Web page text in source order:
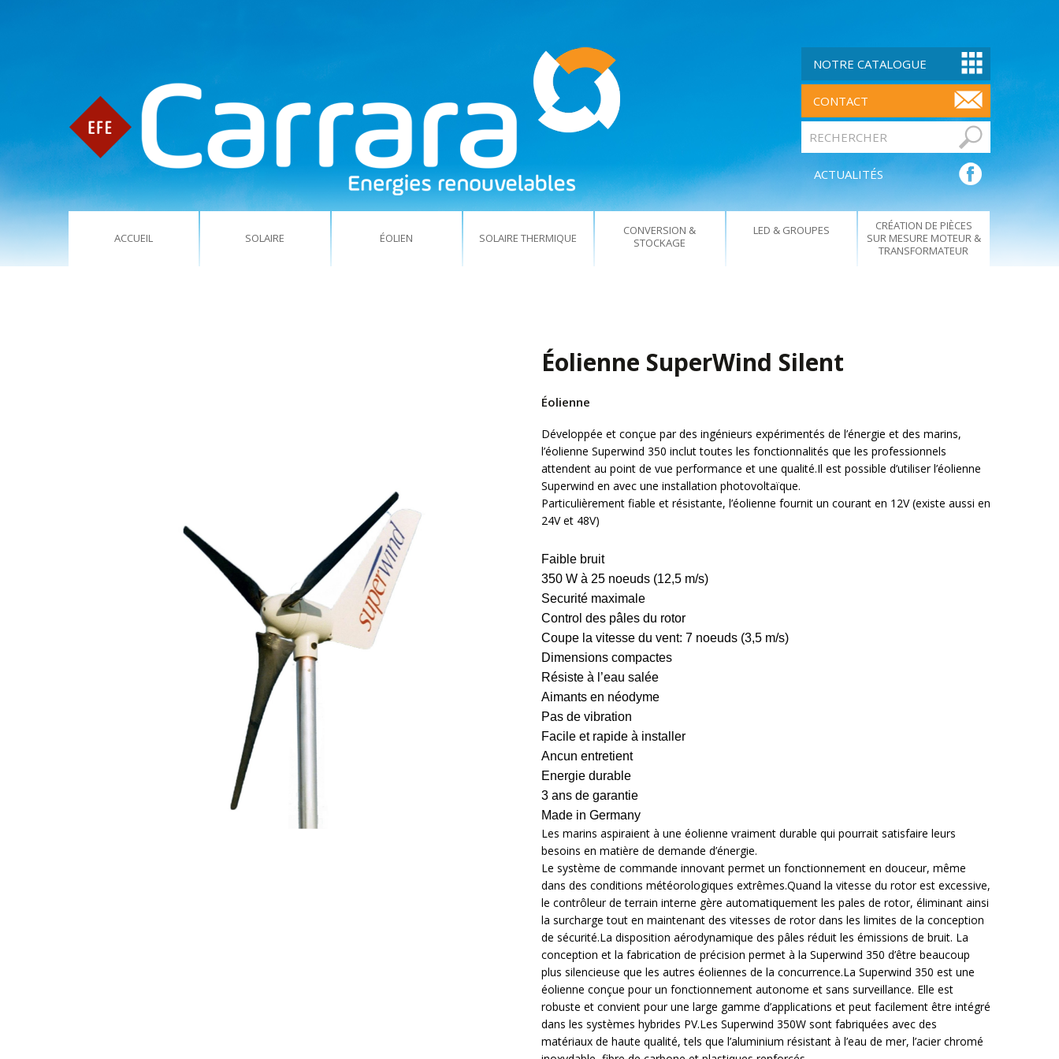
NOTRE CATALOGUE
CONTACT
ACTUALITÉS
ACCUEIL SOLAIRE ÉOLIEN SOLAIRE THERMIQUE
CONVERSION &
STOCKAGE
LED & GROUPES
CRÉATION DE PIÈCES
SUR MESURE MOTEUR &
TRANSFORMATEUR
Éolienne SuperWind Silent
Éolienne
Développée et conçue par des ingénieurs expérimentés de l’énergie et des marins,
l’éolienne Superwind 350 inclut toutes les fonctionnalités que les professionnels
attendent au point de vue performance et une qualité.Il est possible d’utiliser l’éolienne
Superwind en avec une installation photovoltaïque.
Particulièrement fiable et résistante, l’éolienne fournit un courant en 12V (existe aussi en
24V et 48V)
Faible bruit
350 W à 25 noeuds (12,5 m/s)
Securité maximale
Control des pâles du rotor
Coupe la vitesse du vent: 7 noeuds (3,5 m/s)
Dimensions compactes
Résiste à l’eau salée
Aimants en néodyme
Pas de vibration
Facile et rapide à installer
Ancun entretient
Energie durable
3 ans de garantie
Made in Germany
Les marins aspiraient à une éolienne vraiment durable qui pourrait satisfaire leurs
besoins en matière de demande d’énergie.
Le système de commande innovant permet un fonctionnement en douceur, même
dans des conditions météorologiques extrêmes.Quand la vitesse du rotor est excessive,
le contrôleur de terrain interne gère automatiquement les pales de rotor, éliminant ainsi
la surcharge tout en maintenant des vitesses de rotor dans les limites de la conception
de sécurité.La disposition aérodynamique des pâles réduit les émissions de bruit. La
conception et la fabrication de précision permet à la Superwind 350 d’être beaucoup
plus silencieuse que les autres éoliennes de la concurrence.La Superwind 350 est une
éolienne conçue pour un fonctionnement autonome et sans surveillance. Elle est
robuste et convient pour une large gamme d’applications et peut facilement être intégré
dans les systèmes hybrides PV.Les Superwind 350W sont fabriquées avec des
matériaux de haute qualité, tels que l’aluminium résistant à l’eau de mer, l’acier chromé